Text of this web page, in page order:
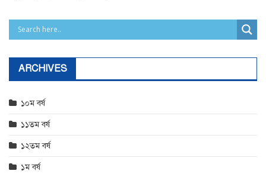
ARCHIVES
১০ম বর্ষ
১১তম বর্ষ
১২তম বর্ষ
১ম বর্ষ